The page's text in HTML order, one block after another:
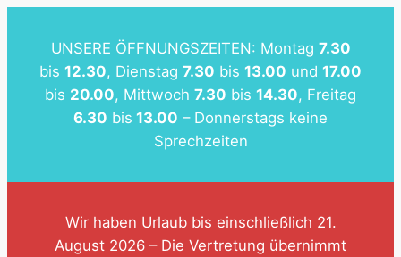
springen
UNSERE ÖFFNUNGSZEITEN: Montag 7.30
bis 12.30, Dienstag 7.30 bis 13.00 und 17.00
bis 20.00, Mittwoch 7.30 bis 14.30, Freitag
6.30 bis 13.00 – Donnerstags keine
Sprechzeiten
Wir haben Urlaub bis einschließlich 21.
August 2026 – Die Vertretung übernimmt